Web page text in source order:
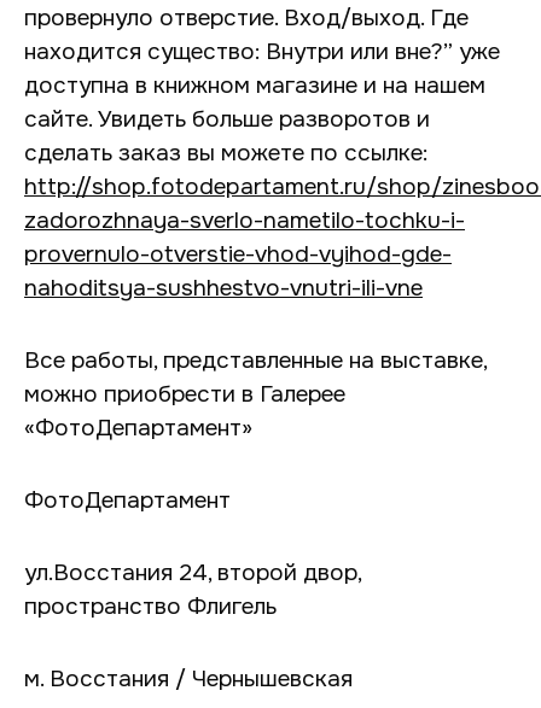
провернуло отверстие. Вход/выход. Где
находится существо: Внутри или вне?” уже
доступна в книжном магазине и на нашем
сайте. Увидеть больше разворотов и
сделать заказ вы можете по ссылке:
http://shop.fotodepartament.ru/shop/
zadorozhnaya-sverlo-nametilo-tochku-i-
provernulo-otverstie-vhod-vyihod-gde-
nahoditsya-sushhestvo-vnutri-ili-vne
Все работы, представленные на выставке,
можно приобрести в Галерее
«ФотоДепартамент»
ФотоДепартамент
ул.Восстания 24, второй двор,
пространство Флигель
м. Восстания / Чернышевская